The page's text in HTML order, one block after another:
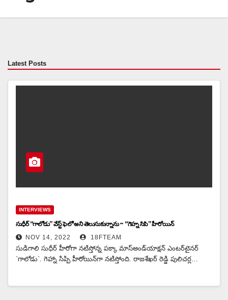
Latest Posts
INTERVIEWS
సుధీర్ “గాలోడు” వేస్ట్ ఫెలో అని తెలుసుకున్నాను ~ “గెహ్న సిపి” హీరోయిన్
NOV 14, 2022 18FTEAM
సుడిగాలి సుధీర్ హీరోగా న‌టిస్తోన్న ప‌క్కా మాస్అండ్‌యాక్ష‌న్ ఎంట‌ర్‌టైన‌ర్
`గాలోడు`. గెహ్నా సిప్పి హీరోయిన్‌గా నటిస్తోంది. రాజ‌శేఖ‌ర్ రెడ్డి పులిచ‌ర్ల…